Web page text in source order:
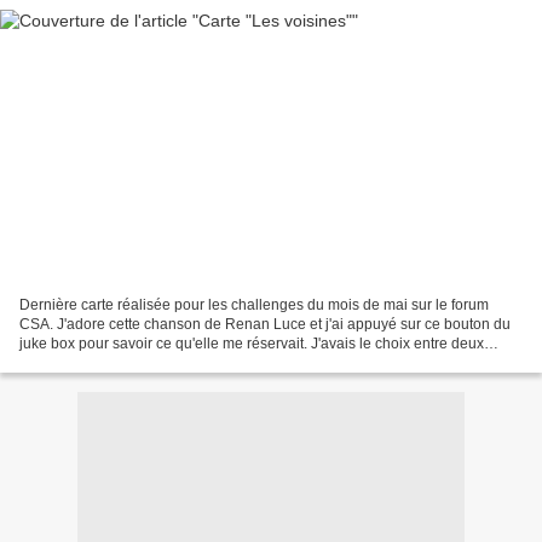
Dernière carte réalisée pour les challenges du mois de mai sur le forum
CSA. J'adore cette chanson de Renan Luce et j'ai appuyé sur ce bouton du
juke box pour savoir ce qu'elle me réservait. J'avais le choix entre deux